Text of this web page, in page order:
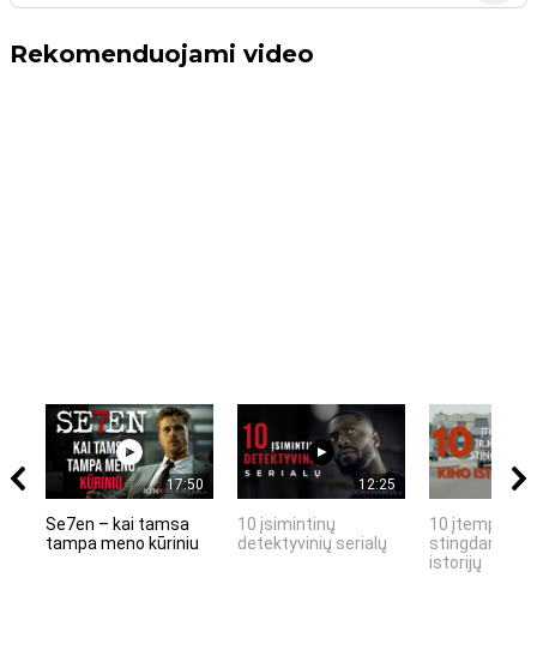
Rekomenduojami video
17:50
Se7en – kai tamsa
tampa meno kūriniu
12:25
10 įsimintinų
detektyvinių serialų
10 įtemptų,
stingdančių
istorijų